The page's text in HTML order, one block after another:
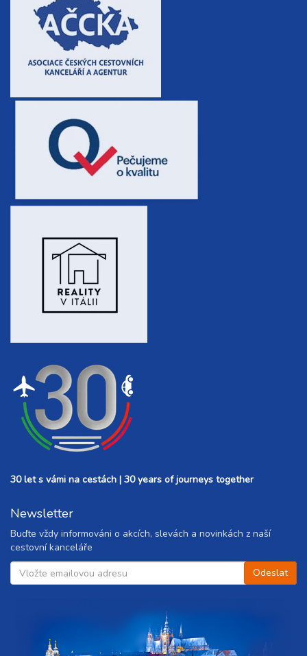
30 let s vámi na cestách | 30 years of journeys together
Newsletter
Buďte vždy informováni o akcích, slevách a novinkách z naší
cestovní kanceláře